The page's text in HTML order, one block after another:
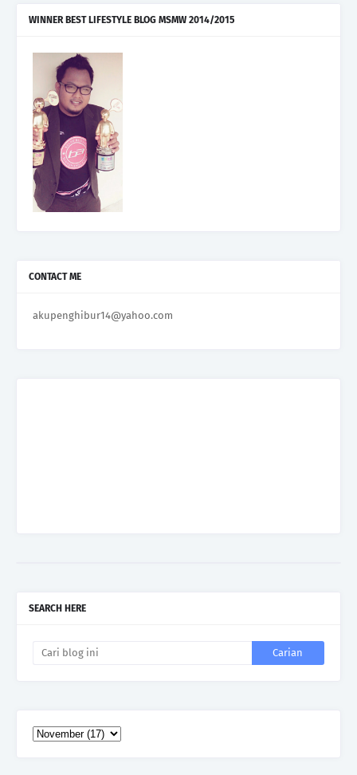
WINNER BEST LIFESTYLE BLOG MSMW 2014/2015
CONTACT ME
akupenghibur14@yahoo.com
SEARCH HERE